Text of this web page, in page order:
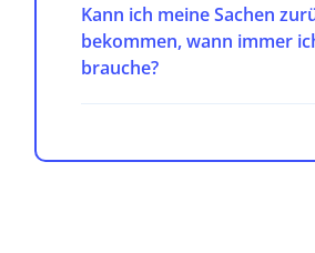
Kann ich meine Sachen
bekommen, wann immer
brauche?